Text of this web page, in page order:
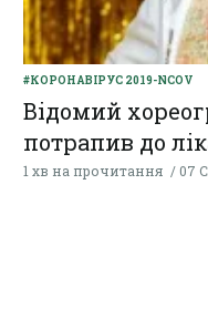
#КОРОНАВІРУС 2019-NCOV
Відомий
потрапив до
1 хв на прочитання 07